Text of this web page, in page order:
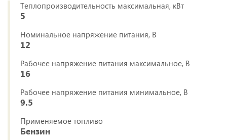
Теплопроизводительность максимальная, кВт
5
Номинальное напряжение питания, В
12
Рабочее напряжение питания максимальное, В
16
Рабочее напряжение питания минимальное, В
9.5
Применяемое топливо
Бензин